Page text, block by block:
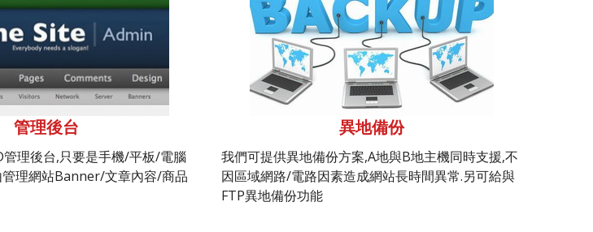
管理後台
理後台,只要是手機/平板/電腦
管理網站Banner/文章內容/商品
異地備份
我們可提供異地備份方案,A地與B地主機同時支援,不
因區域網路/電路因素造成網站長時間異常.另可給與
FTP異地備份功能